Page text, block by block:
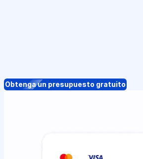
Obtenga un presupuesto gratuito